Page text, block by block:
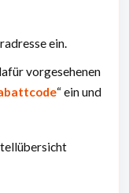
ein.
vorgesehenen
“ ein und